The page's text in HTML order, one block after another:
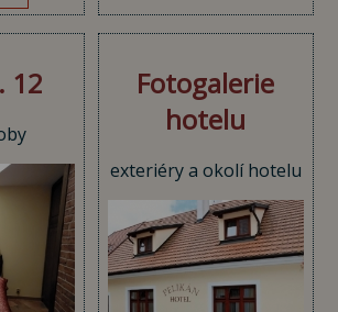
12
Fotogalerie
hotelu
exteriéry a okolí hotelu